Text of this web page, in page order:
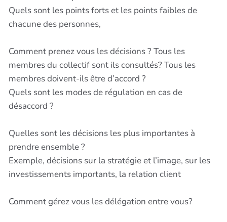
Quels sont les points forts et les points faibles de
chacune des personnes,
Comment prenez vous les décisions ? Tous les
membres du collectif sont ils consultés? Tous les
membres doivent-ils être d’accord ?
Quels sont les modes de régulation en cas de
désaccord ?
Quelles sont les décisions les plus importantes à
prendre ensemble ?
Exemple, décisions sur la stratégie et l’image, sur les
investissements importants, la relation client
Comment gérez vous les délégation entre vous?